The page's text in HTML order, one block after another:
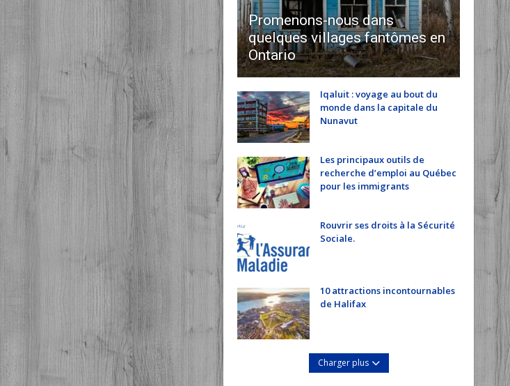
Promenons-nous dans
quelques villages fantômes en
Ontario
Iqaluit : voyage au bout du
monde dans la capitale du
Nunavut
Les principaux outils de
recherche d’emploi au Québec
pour les immigrants
Rouvrir ses droits à la Sécurité
Sociale.
10 attractions incontournables
de Halifax
Charger plus